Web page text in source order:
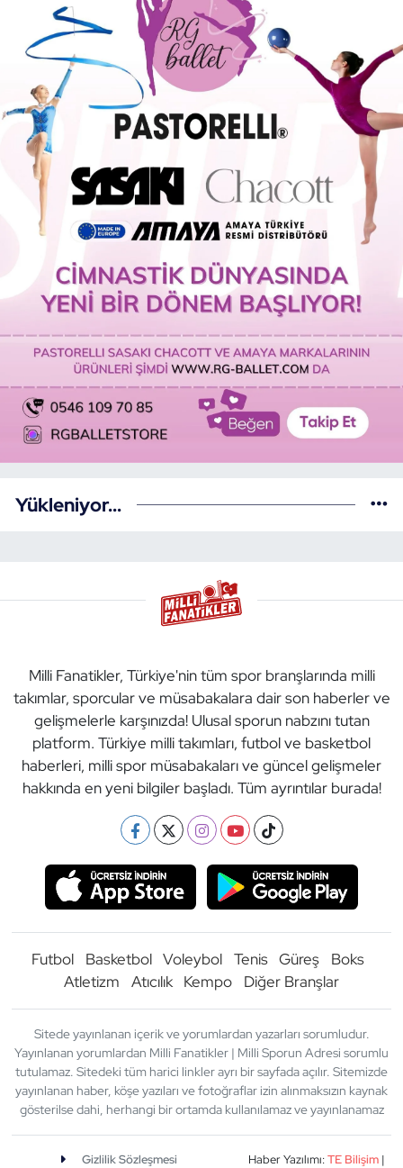
Yükleniyor...
Milli Fanatikler, Türkiye'nin tüm spor branşlarında milli
takımlar, sporcular ve müsabakalara dair son haberler ve
gelişmelerle karşınızda! Ulusal sporun nabzını tutan
platform. Türkiye milli takımları, futbol ve basketbol
haberleri, milli spor müsabakaları ve güncel gelişmeler
hakkında en yeni bilgiler başladı. Tüm ayrıntılar burada!
Futbol Basketbol Voleybol Tenis Güreş
Boks
Atletizm
Atıcılık Kempo Diğer Branşlar
Sitede yayınlanan içerik ve yorumlardan yazarları sorumludur.
Yayınlanan yorumlardan Milli Fanatikler | Milli Sporun Adresi sorumlu
tutulamaz. Sitedeki tüm harici linkler ayrı bir sayfada açılır. Sitemizde
yayınlanan haber, köşe yazıları ve fotoğraflar izin alınmaksızın kaynak
gösterilse dahi, herhangi bir ortamda kullanılamaz ve yayınlanamaz
Gizlilik Sözleşmesi Haber Yazılımı:TE Bilişim|